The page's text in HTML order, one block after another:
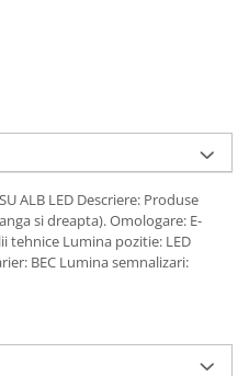
ALB LED Descriere: Produse
si dreapta). Omologare: E-
tehnice Lumina pozitie: LED
BEC Lumina semnalizari: